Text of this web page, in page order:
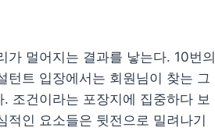
가 멀어지는 결과를 낳는다. 10번의
턴트 입장에서는 회원님이 찾는 그
조건이라는 포장지에 집중하다 보
적인 요소들은 뒷전으로 밀려나기